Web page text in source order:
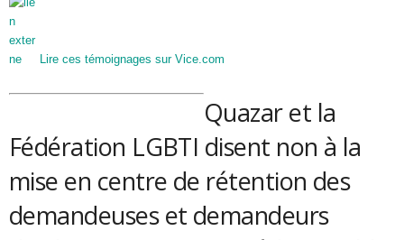
Lire ces témoignages sur Vice.com
Quazar et la
Fédération LGBTI disent non à la
mise en centre de rétention des
demandeuses et demandeurs